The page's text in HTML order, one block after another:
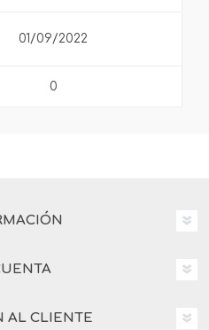
01/09/2022
0
AL CLIENTE